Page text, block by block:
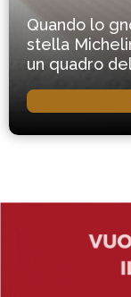
Quando lo
stella
un quadro